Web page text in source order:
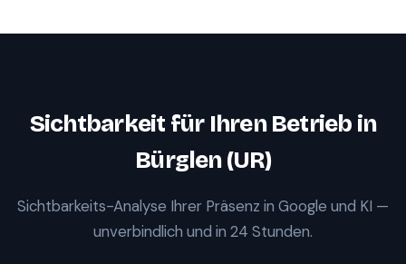
Sichtbarkeit für Ihren Betrieb in
Bürglen (UR)
Sichtbarkeits-Analyse Ihrer Präsenz in Google und KI —
unverbindlich und in 24 Stunden.